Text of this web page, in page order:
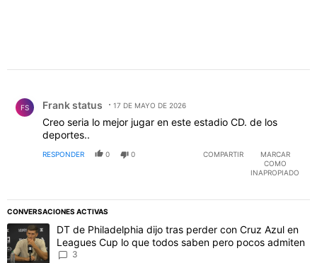
FS Frank status 17 DE MAYO DE 2026
Creo seria lo mejor jugar en este estadio CD. de los
deportes..
RESPONDER 0 0 COMPARTIR
MARCAR
COMO
INAPROPIADO
CONVERSACIONES ACTIVAS
Este listado muestra los artículos con más comentarios en los
Un artículo de tendencia con el título "DT de Philadelphia dijo
DT de Philadelphia dijo tras perder con Cruz Azul en
Leagues Cup lo que todos saben pero pocos admiten
3